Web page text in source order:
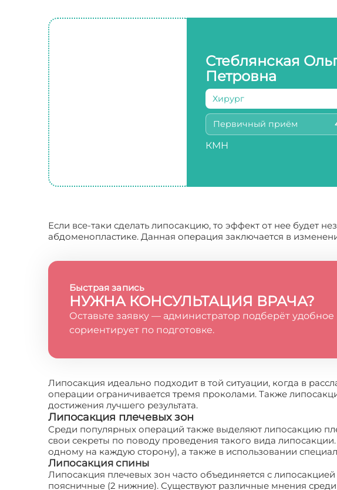
Стеблянская
Петровна
Хирург
Первичный приём
КМН
Если все-таки сделать липосакцию, то эффект от нее будет
абдоменопластике. Данная операция заключается в
Быстрая запись
НУЖНА КОНСУЛЬТАЦИЯ ВРАЧА?
Оставьте заявку — администратор подберёт
сориентирует по подготовке.
Липосакция идеально подходит в той ситуации, когда в
операции ограничивается тремя проколами. Также
достижения лучшего результата.
Липосакция плечевых зон
Среди популярных операций также выделяют липосакцию
свои секреты по поводу проведения такого вида
одному на каждую сторону), а также в использовании
Липосакция спины
Липосакция плечевых зон часто объединяется с
поясничные (2 нижние). Существуют различные мнения